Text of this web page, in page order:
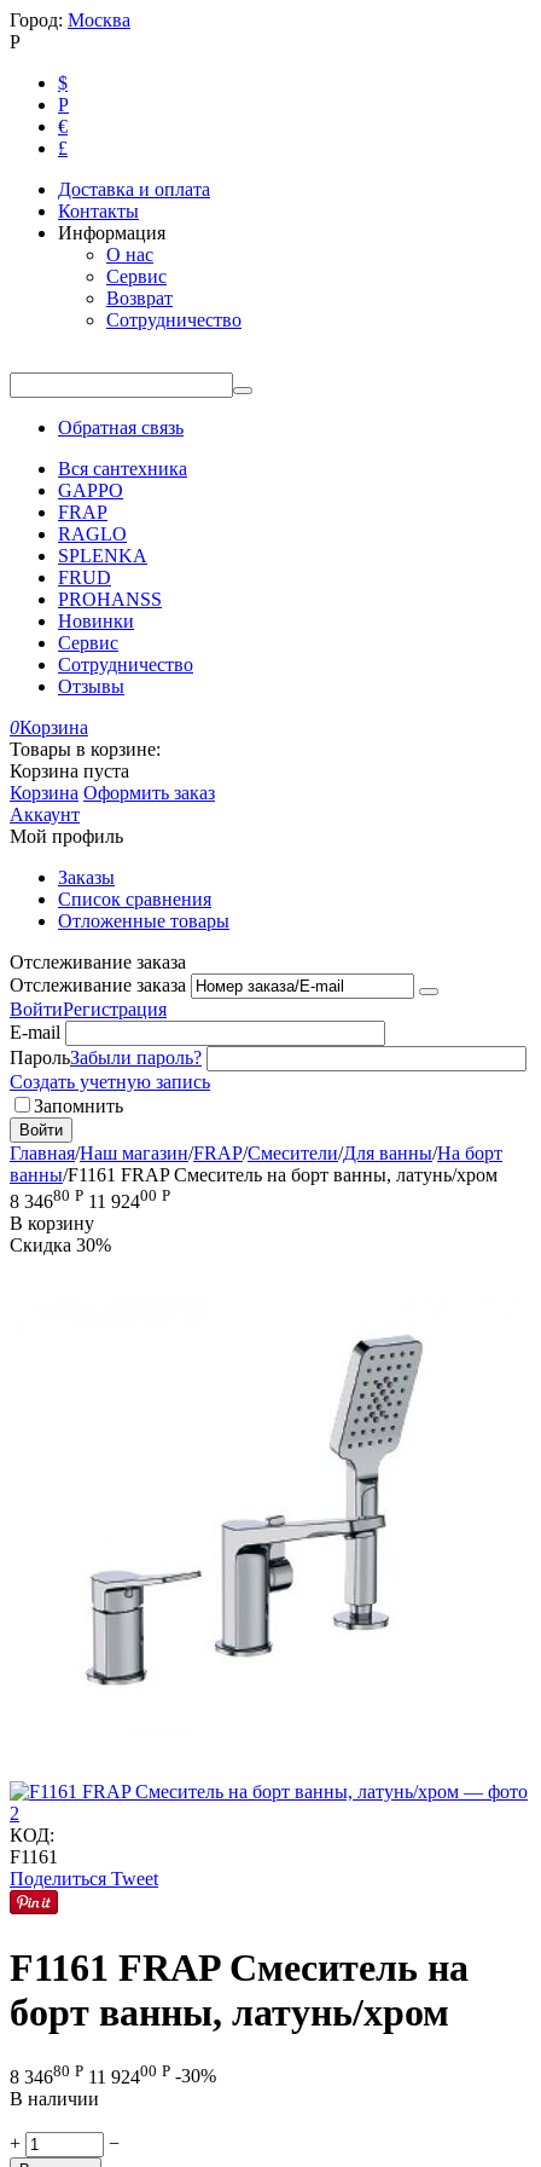
Город: Москва
Р
$
Р
€
£
Доставка и оплата
Контакты
Информация
О нас
Сервис
Возврат
Сотрудничество
Обратная связь
Вся сантехника
GAPPO
FRAP
RAGLO
SPLENKA
FRUD
PROHANSS
Новинки
Сервис
Сотрудничество
Отзывы
0Корзина
Товары в корзине:
Корзина пуста
Корзина Оформить заказ
Аккаунт
Мой профиль
Заказы
Список сравнения
Отложенные товары
Отслеживание заказа
Отслеживание заказа
ВойтиРегистрация
E-mail
ПарольЗабыли пароль?
Создать учетную запись
Запомнить
Войти
Главная/Наш магазин/FRAP/Смесители/Для ванны/На борт
ванны/F1161 FRAP Смеситель на борт ванны, латунь/хром
8 34680 Р 11 92400 Р
В корзину
Скидка 30%
КОД:
F1161
Поделиться Tweet
F1161 FRAP Смеситель на
борт ванны, латунь/хром
8 34680 Р 11 92400 Р -30%
В наличии
+ −